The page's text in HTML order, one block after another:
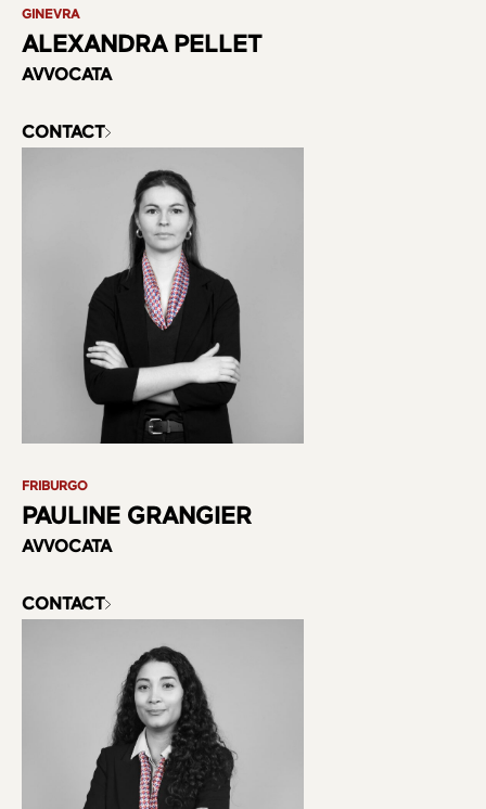
GINEVRA
ALEXANDRA PELLET
AVVOCATA
CONTACT
FRIBURGO
PAULINE GRANGIER
AVVOCATA
CONTACT